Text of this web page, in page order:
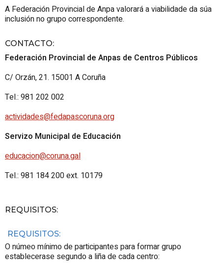
A Federación Provincial de Anpa valorará a viabilidade da súa
inclusión no grupo correspondente.
CONTACTO:
Federación Provincial de Anpas de Centros Públicos
C/ Orzán, 21. 15001 A Coruña
Tel.: 981 202 002
actividades@fedapascoruna.org
Servizo Municipal de Educación
educacion@coruna.gal
Tel.: 981 184 200 ext. 10179
REQUISITOS:
REQUISITOS:
O númeo mínimo de participantes para formar grupo
establecerase segundo a liña de cada centro: